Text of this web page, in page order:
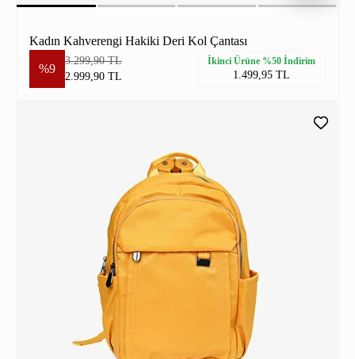
Kadın Kahverengi Hakiki Deri Kol Çantası
%9
3.299,90 TL
2.999,90 TL
İkinci Ürüne %50 İndirim
1.499,95 TL